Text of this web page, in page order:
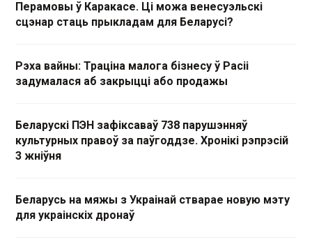
Перамовы ў Каракасе. Ці можа венесуэльскі
сцэнар стаць прыкладам для Беларусі?
Рэха вайны: Траціна малога бізнесу ў Расіі
задумалася аб закрыцці або продажы
Беларускі ПЭН зафіксаваў 738 парушэнняў
культурных правоў за паўгоддзе. Хронікі рэпрэсій
3 жніўня
Беларусь на мяжы з Украінай стварае новую мэту
для украінскіх дронаў